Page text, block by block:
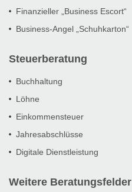
Finanzieller „Business Escort“
Business-Angel „Schuhkarton“
Steuerberatung
Buchhaltung
Löhne
Einkommensteuer
Jahresabschlüsse
Digitale Dienstleistung
Weitere Beratungsfelder